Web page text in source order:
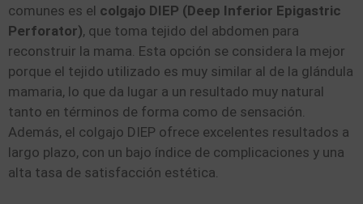
comunes es el colgajo DIEP (Deep Inferior Epigastric
Perforator), que toma tejido del abdomen para
reconstruir la mama. Esta opción se considera la mejor
porque el tejido utilizado es muy similar al de la glándula
mamaria, lo que da lugar a un resultado muy natural
tanto en términos de forma como de sensación.
Además, el colgajo DIEP ofrece excelentes resultados a
largo plazo, con un bajo índice de complicaciones y una
alta tasa de satisfacción estética.